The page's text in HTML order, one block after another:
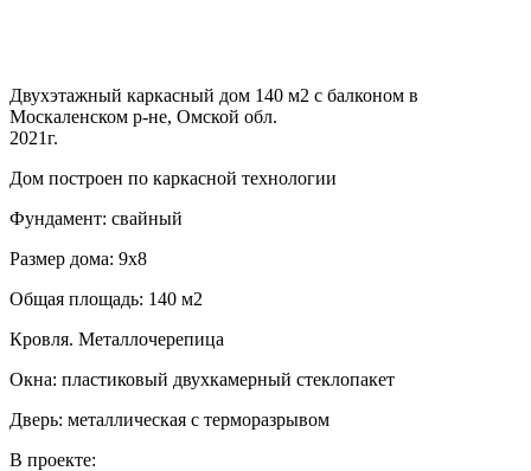
Двухэтажный каркасный дом 140 м2 с балконом в
Москаленском р-не, Омской обл.
2021г.
Дом построен по каркасной технологии
Фундамент: свайный
Размер дома: 9х8
Общая площадь: 140 м2
Кровля. Металлочерепица
Окна: пластиковый двухкамерный стеклопакет
Дверь: металлическая с терморазрывом
В проекте: